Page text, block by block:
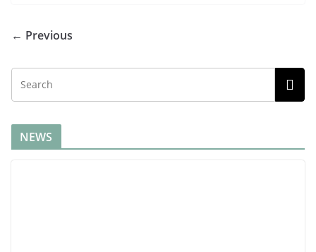
← Previous
NEWS